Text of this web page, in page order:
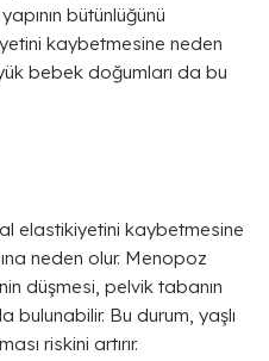
bütünlüğünü
kaybetmesine neden
bebek doğumları da bu
elastikiyetini kaybetmesine
neden olur. Menopoz
düşmesi, pelvik tabanın
bulunabilir. Bu durum, yaşlı
riskini artırır.